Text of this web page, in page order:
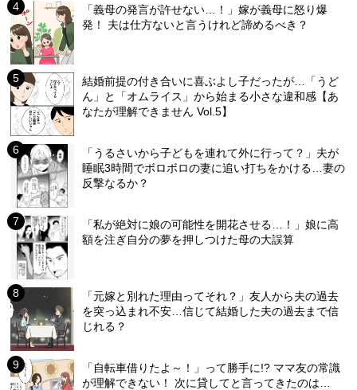
「義母の発言が許せない…！」嫁が義母に怒り爆
発！ 夫は仕方ないと言うけれど諦めるべき？
結婚前提の付き合いに喜ぶよし子だったが…「うど
ん」と「オムライス」から始まる小さな違和感【あ
なたが理解できません Vol.5】
「うるさいから子どもを連れて外に行って？」夫が
睡眠3時間でボロボロの妻に追い打ちをかける…妻の
反撃なるか？
「私が絶対に娘の可能性を開花させる…！」娘に高
額を注ぎ自分の夢を押しつけた母の大誤算
「元嫁と別れた理由ってそれ？」友人から夫の過去
を突っ込まれ不安…信じて結婚した夫の過去まで信
じれる？
「自転車借りたよ～！」って勝手に!? ママ友の常識
が理解できない！ 次に貸してと言ってきたのは…